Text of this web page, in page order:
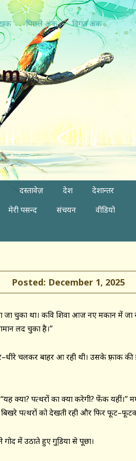
पिछ्ले अंक विगत अंक
दस्तावेज़ देश
देशान्तर
मेरी पसन्द संचयन
वीडियो
Posted: December 1, 2025
जा चुका था। कवि शिवा आज नए मकान में जा
लद चुका है।’’
चलकर बाहर आ रही थी। उसके फ़्राक
क्या? पत्थरों का क्या करेगी? फेंक यहीं।’’
बिखरे पत्थरों को देखती रही और फिर
गोद में उठाते हुए गुडि़या से पूछा।